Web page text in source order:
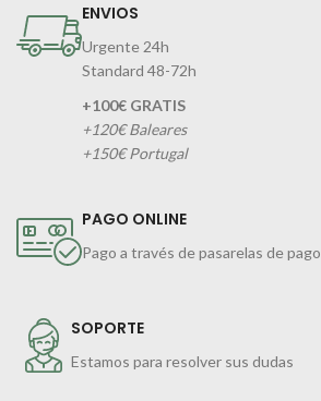
ENVIOS
Urgente 24h
Standard 48-72h
+100€ GRATIS
+120€ Baleares
+150€ Portugal
PAGO ONLINE
Pago a través de pasarelas de pago
SOPORTE
Estamos para resolver sus dudas